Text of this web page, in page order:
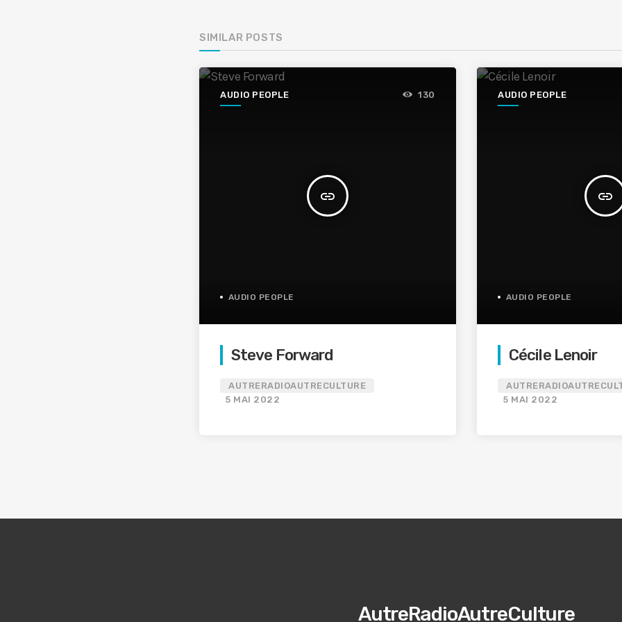
SIMILAR POSTS
AUDIO PEOPLE
insert_link
130
AUDIO PEOPLE
Steve Forward
AUTRERADIOAUTRECULTURE
5 MAI 2022
AUDIO PEOPLE
insert_link
AUDIO PEOPLE
Cécile Lenoir
5 MAI 2022
AutreRadioAutreCulture